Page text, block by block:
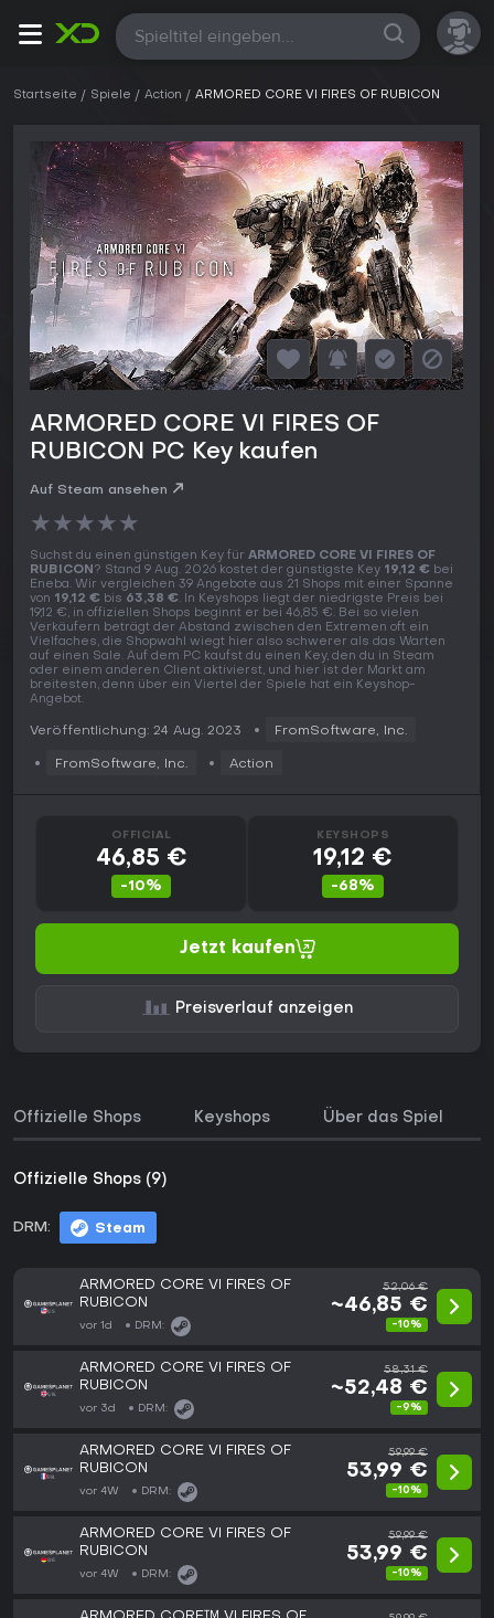
Alle
Startseite Spiele Action ARMORED CORE VI FIRES OF RUBICON
ARMORED CORE VI FIRES OF
RUBICON PC Key kaufen
Auf Steam ansehen
★★★★★
Suchst du einen günstigen Key für ARMORED CORE VI FIRES OF
RUBICON? Stand 9 Aug. 2026 kostet der günstigste Key 19,12 € bei
Eneba. Wir vergleichen 39 Angebote aus 21 Shops mit einer Spanne
von 19,12 € bis 63,38 €. In Keyshops liegt der niedrigste Preis bei
19,12 €, in offiziellen Shops beginnt er bei 46,85 €. Bei so vielen
Verkäufern beträgt der Abstand zwischen den Extremen oft ein
Vielfaches, die Shopwahl wiegt hier also schwerer als das Warten
auf einen Sale. Auf dem PC kaufst du einen Key, den du in Steam
oder einem anderen Client aktivierst, und hier ist der Markt am
breitesten, denn über ein Viertel der Spiele hat ein Keyshop-
Angebot.
Veröffentlichung: 24 Aug. 2023 FromSoftware, Inc.
FromSoftware, Inc. Action
OFFICIAL
46,85 €
-10%
KEYSHOPS
19,12 €
-68%
Jetzt kaufen
Preisverlauf anzeigen
Offizielle Shops Keyshops Über das Spiel
Offizielle Shops (9)
DRM: Steam
ARMORED CORE VI FIRES OF
RUBICON
vor 1d DRM:
52,06 €
~46,85 €
-10%
ARMORED CORE VI FIRES OF
RUBICON
vor 3d DRM:
58,31 €
~52,48 €
-9%
ARMORED CORE VI FIRES OF
RUBICON
vor 4W DRM:
59,99 €
53,99 €
-10%
ARMORED CORE VI FIRES OF
RUBICON
vor 4W DRM:
59,99 €
53,99 €
-10%